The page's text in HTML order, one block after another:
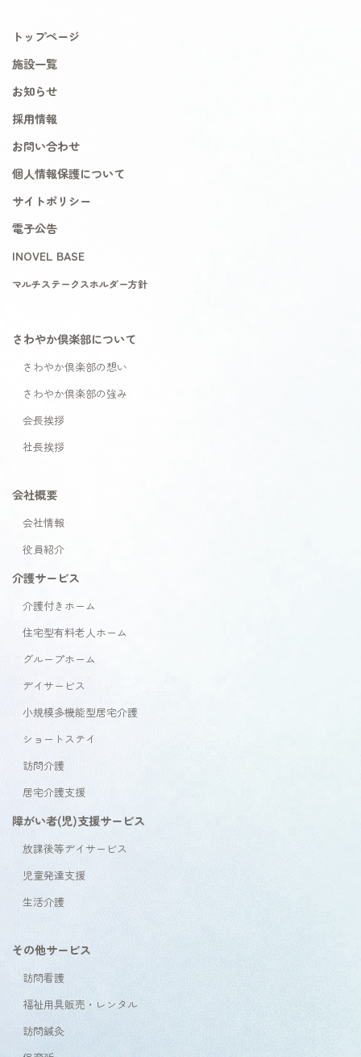
トップページ
施設一覧
お知らせ
採用情報
お問い合わせ
個人情報保護について
サイトポリシー
電子公告
INOVEL BASE
マルチステークスホルダー方針
さわやか倶楽部について
さわやか倶楽部の想い
さわやか倶楽部の強み
会長挨拶
社長挨拶
会社概要
会社情報
役員紹介
介護サービス
介護付きホーム
住宅型有料老人ホーム
グループホーム
デイサービス
小規模多機能型居宅介護
ショートステイ
訪問介護
居宅介護支援
障がい者(児)支援サービス
放課後等デイサービス
児童発達支援
生活介護
その他サービス
訪問看護
福祉用具販売・レンタル
訪問鍼灸